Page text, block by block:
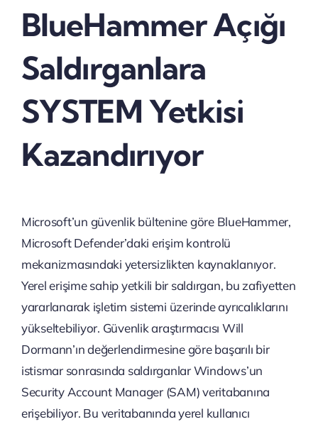
BlueHammer Açığı
Saldırganlara
SYSTEM Yetkisi
Kazandırıyor
Microsoft’un güvenlik bültenine göre BlueHammer,
Microsoft Defender’daki erişim kontrolü
mekanizmasındaki yetersizlikten kaynaklanıyor.
Yerel erişime sahip yetkili bir saldırgan, bu zafiyetten
yararlanarak işletim sistemi üzerinde ayrıcalıklarını
yükseltebiliyor. Güvenlik araştırmacısı Will
Dormann’ın değerlendirmesine göre başarılı bir
istismar sonrasında saldırganlar Windows’un
Security Account Manager (SAM) veritabanına
erişebiliyor. Bu veritabanında yerel kullanıcı